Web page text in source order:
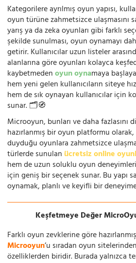
Kategorilere ayrılmış oyun yapısı,
oyun türüne zahmetsizce ulaşmasını
yarış ya da zeka oyunları gibi farklı
şekilde sunulması, oyun oynamayı
getirir. Kullanıcılar uzun listeler
alanlarına göre oyunları kolayca
kaybetmedenoyun oynamaya
hem yeni gelen kullanıcıların siteye
hem de sık oynayan kullanıcılar için
sunar. 🗂️🧭
Microoyun, bunları ve daha fazlasını
hazırlanmış bir oyun platformu
duyduğu oyunlara zahmetsizce
türlerde sunulan ücretsiz online
hem de uzun soluklu oyun
için geniş bir seçenek sunar. Bu yapı
oynamak, planlı ve keyifli bir
Keşfetmeye Değer
Farklı oyun zevklerine göre
Microoyun’u sıradan oyun
özelliklerden biridir. Burada yalnızca